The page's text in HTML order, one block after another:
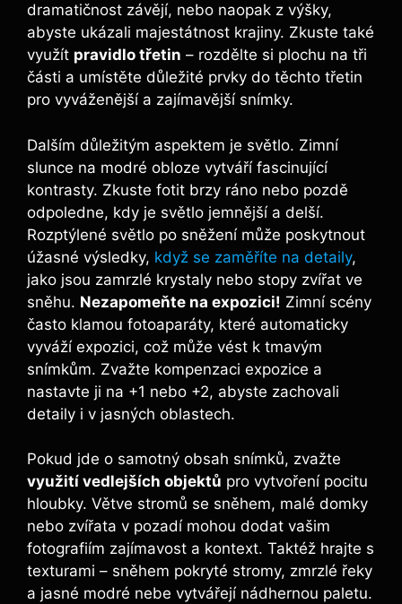
dramatičnost závějí, nebo naopak z výšky,
abyste ukázali majestátnost krajiny. Zkuste také
využít pravidlo třetin – rozdělte si plochu na tři
části a umístěte důležité prvky do těchto třetin
pro vyváženější a zajímavější snímky.
Dalším důležitým aspektem je světlo. Zimní
slunce na modré obloze vytváří fascinující
kontrasty. Zkuste fotit brzy ráno nebo pozdě
odpoledne, kdy je světlo jemnější a delší.
Rozptýlené světlo po sněžení může poskytnout
úžasné výsledky, když se zaměříte na detaily,
jako jsou zamrzlé krystaly nebo stopy zvířat ve
sněhu. Nezapomeňte na expozici! Zimní scény
často klamou fotoaparáty, které automaticky
vyváží expozici, což může vést k tmavým
snímkům. Zvažte kompenzaci expozice a
nastavte ji na +1 nebo +2, abyste zachovali
detaily i v jasných oblastech.
Pokud jde o samotný obsah snímků, zvažte
využití vedlejších objektů pro vytvoření pocitu
hloubky. Větve stromů se sněhem, malé domky
nebo zvířata v pozadí mohou dodat vašim
fotografiím zajímavost a kontext. Taktéž hrajte s
texturami – sněhem pokryté stromy, zmrzlé řeky
a jasné modré nebe vytvářejí nádhernou paletu.